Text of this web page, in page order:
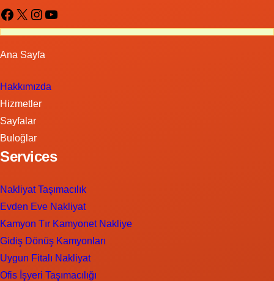
Facebook X Instagram YouTube
Ana Sayfa
Hakkımızda
Hizmetler
Sayfalar
Buloğlar
Services
Nakliyat Taşımacılık
Evden Eve Nakliyat
Kamyon Tır Kamyonet Nakliye
Gidiş Dönüş Kamyonları
Uygun Fitalı Nakliyat
Ofis İşyeri Taşımacılığı